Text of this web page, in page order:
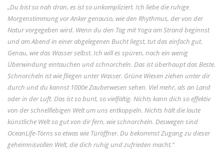
„Du bist so nah dran, es ist so unkompliziert. Ich liebe die ruhige
Morgenstimmung vor Anker genauso, wie den Rhythmus, der von der
Natur vorgegeben wird. Wenn du den Tag mit Yoga am Strand beginnst
und am Abend in einer abgelegenen Bucht liegst, tut das einfach gut.
Genau, wie das Wasser selbst. Ich will es spüren, nach ein wenig
Überwindung eintauchen und schnorcheln. Das ist überhaupt das Beste.
Schnorcheln ist wie fliegen unter Wasser. Grüne Wiesen ziehen unter dir
durch und du kannst 1000e Zauberwesen sehen. Viel mehr, als an Land
oder in der Luft. Das ist so bunt, so vielfältig. Nichts kann dich so effektiv
von der schnelllebigen Welt um uns entkoppeln. Nichts hält die laute
künstliche Welt so gut von dir fern, wie schnorcheln. Deswegen sind
OceanLife-Törns so etwas wie Türöffner. Du bekommst Zugang zu dieser
geheimnisvollen Welt, die dich ruhig und zufrieden macht.“